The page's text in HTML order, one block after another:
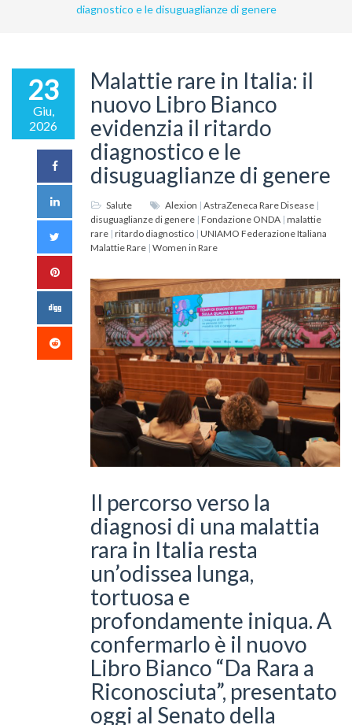
diagnostico e le disuguaglianze di genere
23
Giu,
2026
Malattie rare in Italia: il
nuovo Libro Bianco
evidenzia il ritardo
diagnostico e le
disuguaglianze di genere
Salute Alexion | AstraZeneca Rare Disease |
disuguaglianze di genere | Fondazione ONDA | malattie
rare | ritardo diagnostico | UNIAMO Federazione Italiana
Malattie Rare | Women in Rare
Il percorso verso la
diagnosi di una malattia
rara in Italia resta
un’odissea lunga,
tortuosa e
profondamente iniqua. A
confermarlo è il nuovo
Libro Bianco “Da Rara a
Riconosciuta”, presentato
oggi al Senato della